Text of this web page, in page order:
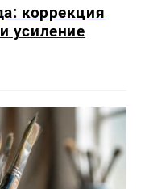
коррекция
усиление